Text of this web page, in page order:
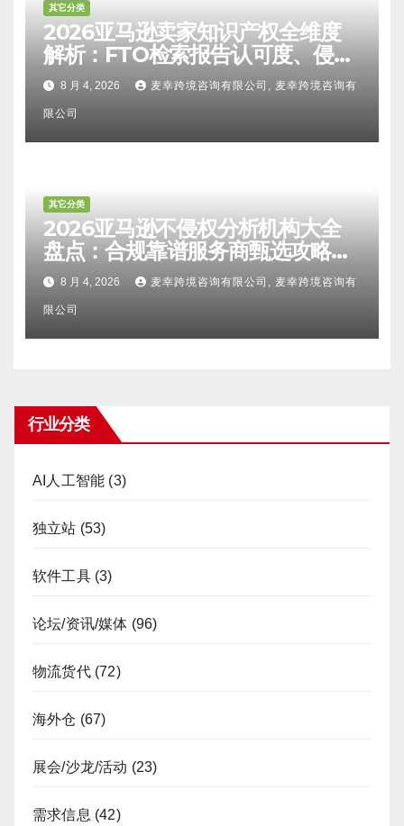
其它分类
2026亚马逊卖家知识产权全维度
解析：FTO检索报告认可度、侵权
比对区别、TRO应诉方法及服务商
甄选避坑全攻略
8 月 4, 2026 麦幸跨境咨询有限公司, 麦幸跨境咨询有
限公司
其它分类
2026亚马逊不侵权分析机构大全
盘点：合规靠谱服务商甄选攻略、
避坑FAQ及标杆机构实力详解
8 月 4, 2026 麦幸跨境咨询有限公司, 麦幸跨境咨询有
限公司
行业分类
AI人工智能 (3)
独立站 (53)
软件工具(3)
论坛/资讯/媒体 (96)
物流货代(72)
海外仓 (67)
展会/沙龙/活动 (23)
需求信息 (42)